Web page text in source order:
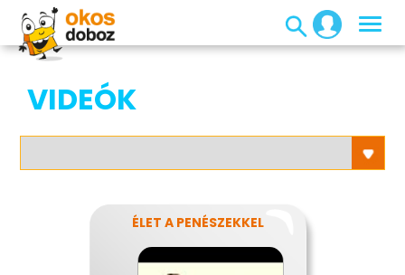
VIDEÓK
ÉLET A PENÉSZEKKEL